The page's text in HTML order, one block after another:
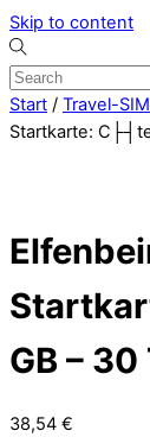
Skip to content
Start / Travel-SIM
Startkarte:
GB – 30
38,54 €